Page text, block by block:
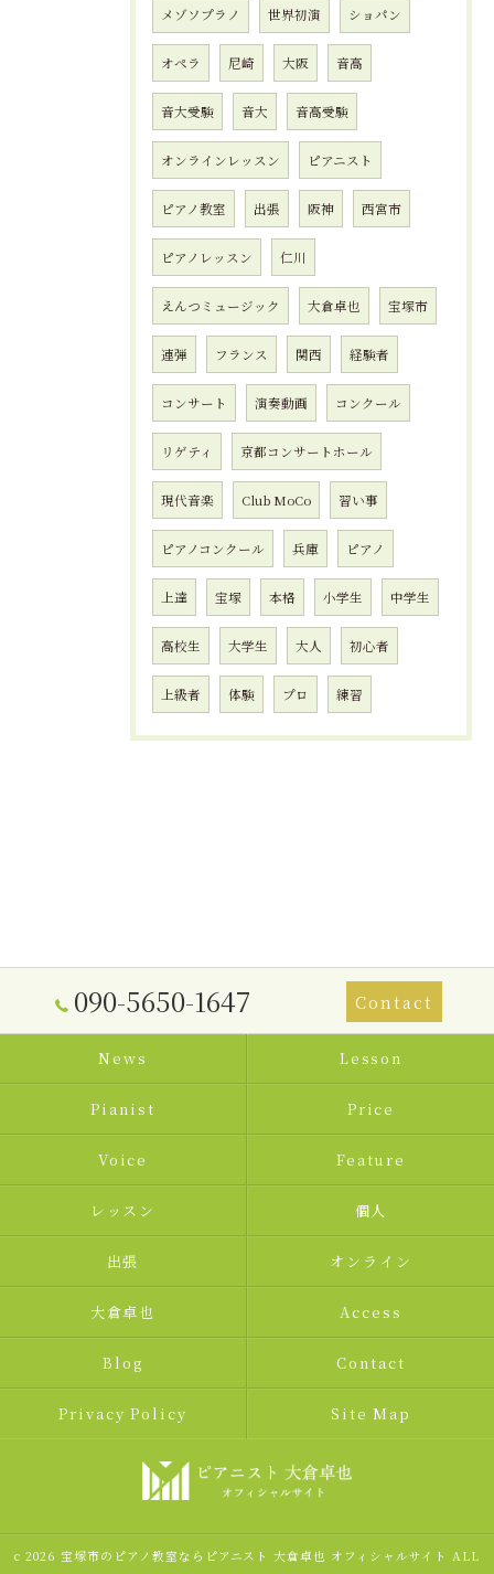
メゾソプラノ 世界初演 ショパン
オペラ 尼崎 大阪 音高
音大受験 音大 音高受験
オンラインレッスン ピアニスト
ピアノ教室 出張 阪神 西宮市
ピアノレッスン 仁川
えんつミュージック 大倉卓也 宝塚市
連弾 フランス 関西 経験者
コンサート 演奏動画 コンクール
リゲティ 京都コンサートホール
現代音楽 Club MoCo 習い事
ピアノコンクール 兵庫 ピアノ
上達 宝塚 本格 小学生 中学生
高校生 大学生 大人 初心者
上級者 体験 プロ 練習
090-5650-1647 Contact
News Lesson
Pianist Price
Voice Feature
レッスン 個人
出張 オンライン
大倉卓也 Access
Blog Contact
Privacy Policy Site Map
c 2026 宝塚市のピアノ教室ならピアニスト 大倉卓也 オフィシャルサイト ALL